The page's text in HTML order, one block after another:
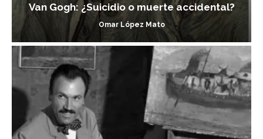
Van Gogh: ¿Suicidio o muerte accidental?
Omar López Mato